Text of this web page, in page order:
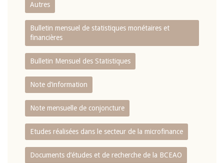
Autres
Bulletin mensuel de statistiques monétaires et
financières
Bulletin Mensuel des Statistiques
Note d’information
Note mensuelle de conjoncture
Etudes réalisées dans le secteur de la microfinance
Documents d’études et de recherche de la BCEAO